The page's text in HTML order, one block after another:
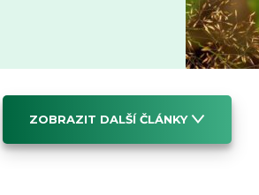
ZOBRAZIT DALŠÍ ČLÁNKY